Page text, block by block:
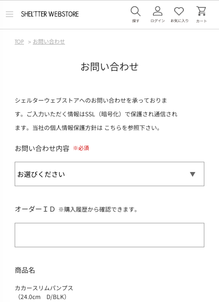
メ
TOP > お問い合わせ
お問い合わせ
シェルターウェブストアへのお問い合わせを承っておりま
す。ご入力いただく情報はSSL（暗号化）で保護され通信され
ます。当社の個人情報保護方針は こちらを参照下さい。
お問い合わせ内容
オーダーＩＤ ※購入履歴から確認できます。
商品名
カカースリムパンプス
（24.0cm D/BLK）